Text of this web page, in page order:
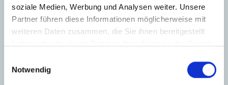
soziale Medien, Werbung und Analysen weiter. Unsere
Partner führen diese Informationen möglicherweise mit
weiteren Daten zusammen, die Sie ihnen bereitgestellt
Notwendig
UNSERE STANDORTE
IMMOBILIENMAKLER